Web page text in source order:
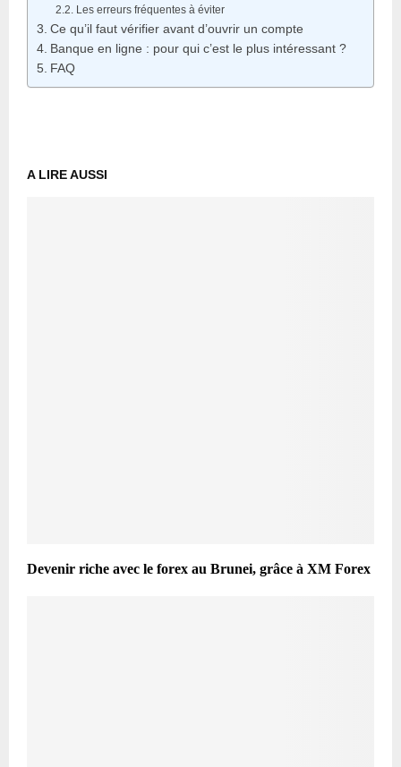
Les erreurs fréquentes à éviter
Ce qu’il faut vérifier avant d’ouvrir un compte
Banque en ligne : pour qui c’est le plus intéressant ?
FAQ
A LIRE AUSSI
Devenir riche avec le forex au Brunei, grâce à XM Forex